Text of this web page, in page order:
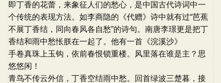
即丁香的花蕾，来象征人们的愁心，是中国古代诗词中一
个传统的表现方法。如李商隐的《代赠》诗中就有过“芭蕉
不展丁香结，同向春风各自愁”的诗句。南唐李璟更是把丁
香结和雨中愁怅朕在一起了。他有一首《浣溪沙》
手卷真珠上玉钩，依前春恨锁重楼。风里落在谁是主？思
悠悠闲！
青鸟不传云外信，丁香空结雨中愁。回首绿波三楚暮，接